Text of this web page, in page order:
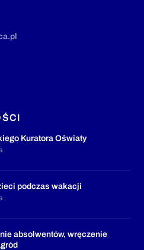
Kuratora Oświaty
podczas wakacji
absolwentów, wręczenie